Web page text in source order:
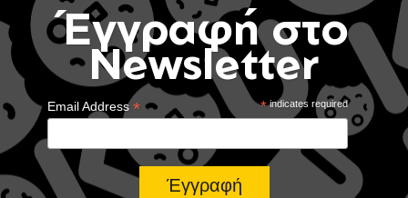
Έγγραφή στο
Newsletter
*indicates required
Email Address*